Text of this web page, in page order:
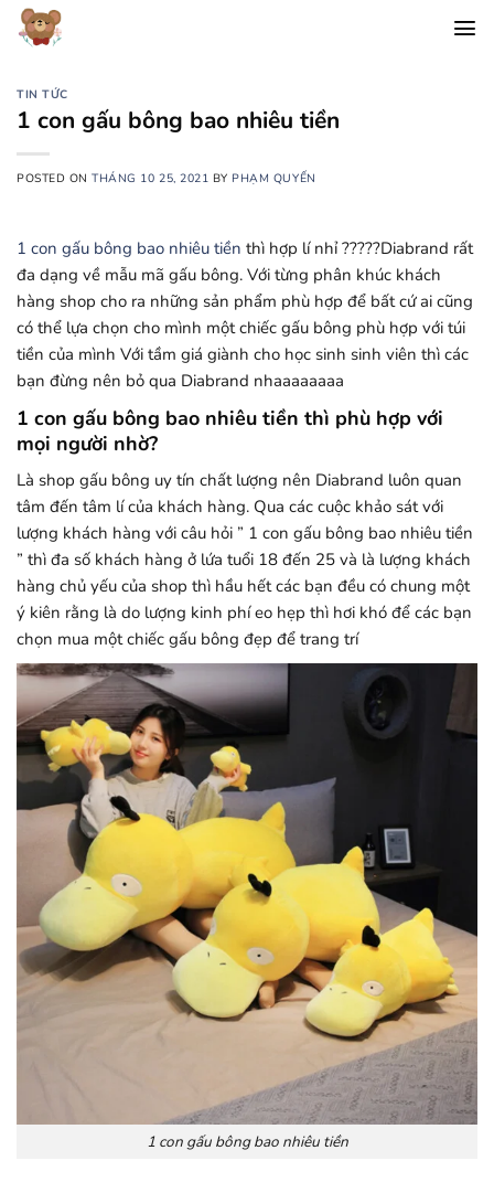
Chuyển
đến
dungTIN TỨC
1 con gấu bông bao nhiêu tiền
POSTED ONTHÁNG 10 25, 2021 BY PHẠM QUYẾN
1 con gấu bông bao nhiêu tiền thì hợp lí nhỉ ?????Diabrand rất
đa dạng về mẫu mã gấu bông. Với từng phân khúc khách
hàng shop cho ra những sản phẩm phù hợp để bất cứ ai cũng
có thể lựa chọn cho mình một chiếc gấu bông phù hợp với túi
tiền của mình Với tầm giá giành cho học sinh sinh viên thì các
bạn đừng nên bỏ qua Diabrand nhaaaaaaaa
1 con gấu bông bao nhiêu tiền thì phù hợp với
mọi người nhờ?
Là shop gấu bông uy tín chất lượng nên Diabrand luôn quan
tâm đến tâm lí của khách hàng. Qua các cuộc khảo sát với
lượng khách hàng với câu hỏi ” 1 con gấu bông bao nhiêu tiền
” thì đa số khách hàng ở lứa tuổi 18 đến 25 và là lượng khách
hàng chủ yếu của shop thì hầu hết các bạn đều có chung một
ý kiên rằng là do lượng kinh phí eo hẹp thì hơi khó để các bạn
chọn mua một chiếc gấu bông đẹp để trang trí
1 con gấu bông bao nhiêu tiền